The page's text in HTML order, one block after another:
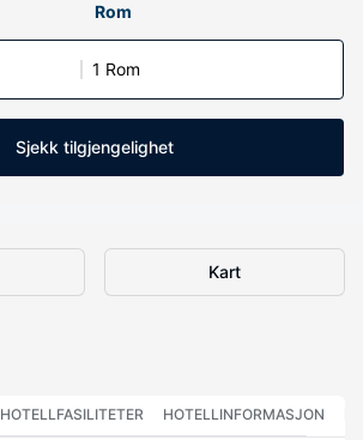
Rom
1 Rom
Sjekk tilgjengelighet
Kart
HOTELLFASILITETER HOTELLINFORMASJON